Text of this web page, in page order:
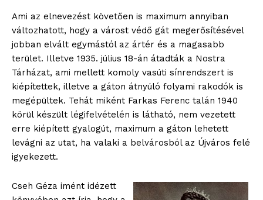
Ami az elnevezést követően is maximum annyiban
változhatott, hogy a várost védő gát megerősítésével
jobban elvált egymástól az ártér és a magasabb
terület. Illetve 1935. július 18-án átadták a Nostra
Tárházat, ami mellett komoly vasúti sínrendszert is
kiépítettek, illetve a gáton átnyúló folyami rakodók is
megépültek. Tehát miként Farkas Ferenc talán 1940
körül készült légifelvételén is látható, nem vezetett
erre kiépített gyalogút, maximum a gáton lehetett
levágni az utat, ha valaki a belvárosból az Újváros felé
igyekezett.
Cseh Géza imént idézett